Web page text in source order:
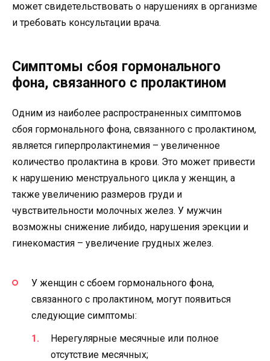
может свидетельствовать о нарушениях в организме
и требовать консультации врача.
Симптомы сбоя гормонального
фона, связанного с пролактином
Одним из наиболее распространенных симптомов
сбоя гормонального фона, связанного с пролактином,
является гиперпролактинемия – увеличенное
количество пролактина в крови. Это может привести
к нарушению менструального цикла у женщин, а
также увеличению размеров груди и
чувствительности молочных желез. У мужчин
возможны снижение либидо, нарушения эрекции и
гинекомастия – увеличение грудных желез.
У женщин с сбоем гормонального фона,
связанного с пролактином, могут появиться
следующие симптомы:
Нерегулярные месячные или полное
отсутствие месячных;